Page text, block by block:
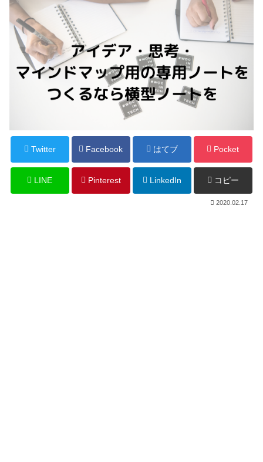
Twitter Facebook はてブ Pocket
LINE Pinterest LinkedIn コピー
2020.02.17